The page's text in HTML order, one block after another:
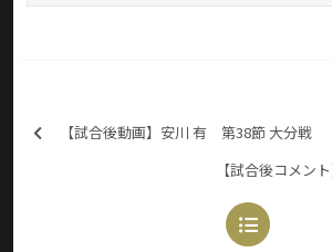
【試合後動画】安川 有 第38節 大分戦
【試合後コメン